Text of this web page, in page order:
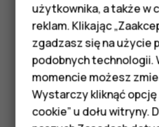
Telefony z
Akcesoria
HMD Terra M
Przełącz na głośnik.
Czy te informacje
użytkownika, a także w
reklam. Klikając
zgadzasz się na użycie
podobnych technologii.
momencie możesz
Wystarczy kliknąć opcję
cookie” u dołu witryny.